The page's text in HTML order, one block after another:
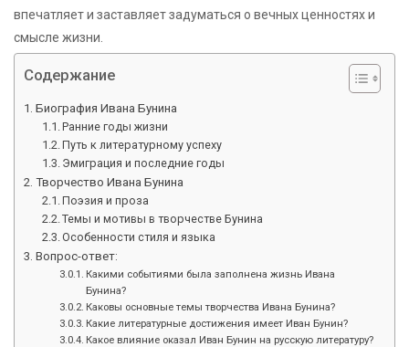
впечатляет и заставляет задуматься о вечных ценностях и
смысле жизни.
Содержание
Биография Ивана Бунина
Ранние годы жизни
Путь к литературному успеху
Эмиграция и последние годы
Творчество Ивана Бунина
Поэзия и проза
Темы и мотивы в творчестве Бунина
Особенности стиля и языка
Вопрос-ответ:
Какими событиями была заполнена жизнь Ивана
Бунина?
Каковы основные темы творчества Ивана Бунина?
Какие литературные достижения имеет Иван Бунин?
Какое влияние оказал Иван Бунин на русскую литературу?